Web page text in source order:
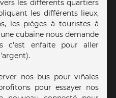
les différents quartiers
les différents lieux,
les pièges à touristes à
cubaine nous demande
c'est enfaite pour aller
nos bus pour viñales
pour essayer nos